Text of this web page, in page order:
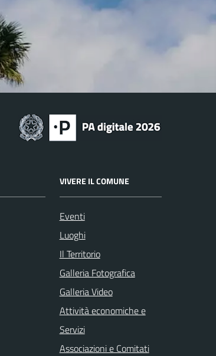
VIVERE IL COMUNE
Eventi
Luoghi
Il Territorio
Galleria Fotografica
Galleria Video
Attività economiche e
Servizi
Associazioni e Comitati